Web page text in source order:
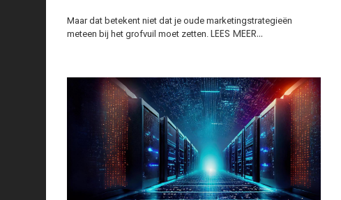
Maar dat betekent niet dat je oude marketingstrategieën
meteen bij het grofvuil moet zetten. LEES MEER…